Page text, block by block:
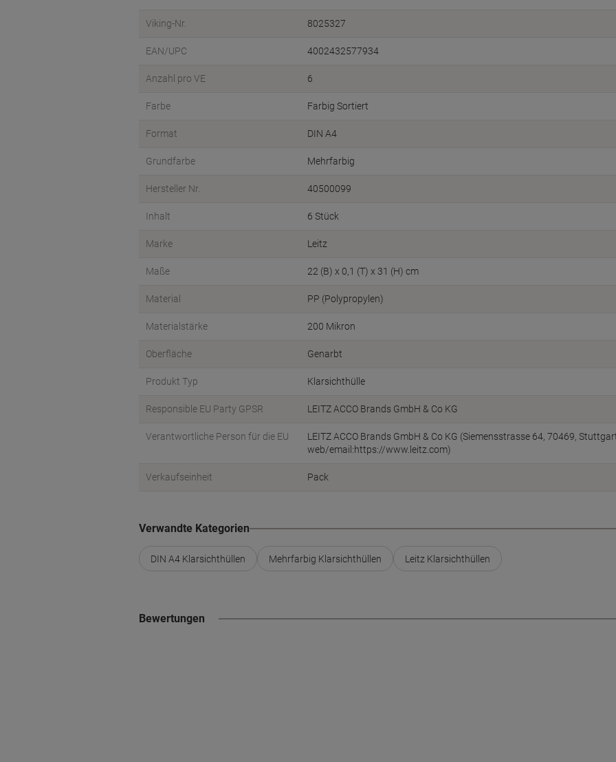
Viking-Nr. 8025327
EAN/UPC 4002432577934
Anzahl pro VE 6
Farbe Farbig Sortiert
Format DIN A4
Grundfarbe Mehrfarbig
Hersteller Nr. 40500099
Inhalt 6 Stück
Marke Leitz
Maße 22 (B) x 0,1 (T) x 31 (H) cm
Material PP (Polypropylen)
Materialstärke 200 Mikron
Oberfläche Genarbt
Produkt Typ Klarsichthülle
Responsible EU Party GPSR LEITZ ACCO Brands GmbH & Co KG
Verantwortliche Person für die EU
LEITZ ACCO Brands GmbH & Co KG (Siemensstrasse 64, 70469,
web/email:https://www.leitz.com)
Verkaufseinheit Pack
Verwandte Kategorien
DIN A4 Klarsichthüllen Mehrfarbig Klarsichthüllen Leitz Klarsichthüllen
Bewertungen